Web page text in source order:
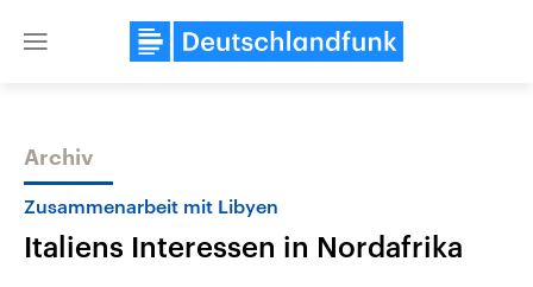
Close
Themen
Archiv
Zusammenarbeit mit Libyen
Italiens Interessen in Nordafrika